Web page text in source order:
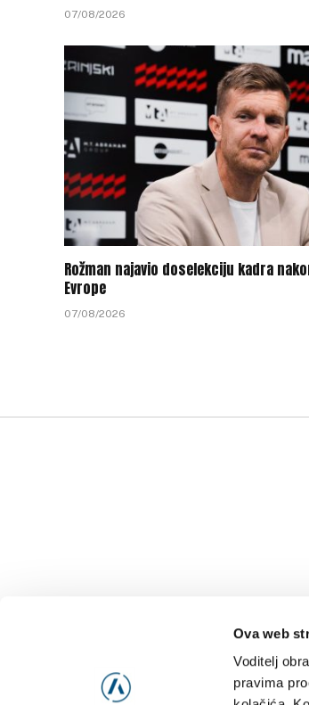
Ova web
Voditelj
pravima
07/08/2026
Rožman najavio doselekciju kadra
Evrope
07/08/2026